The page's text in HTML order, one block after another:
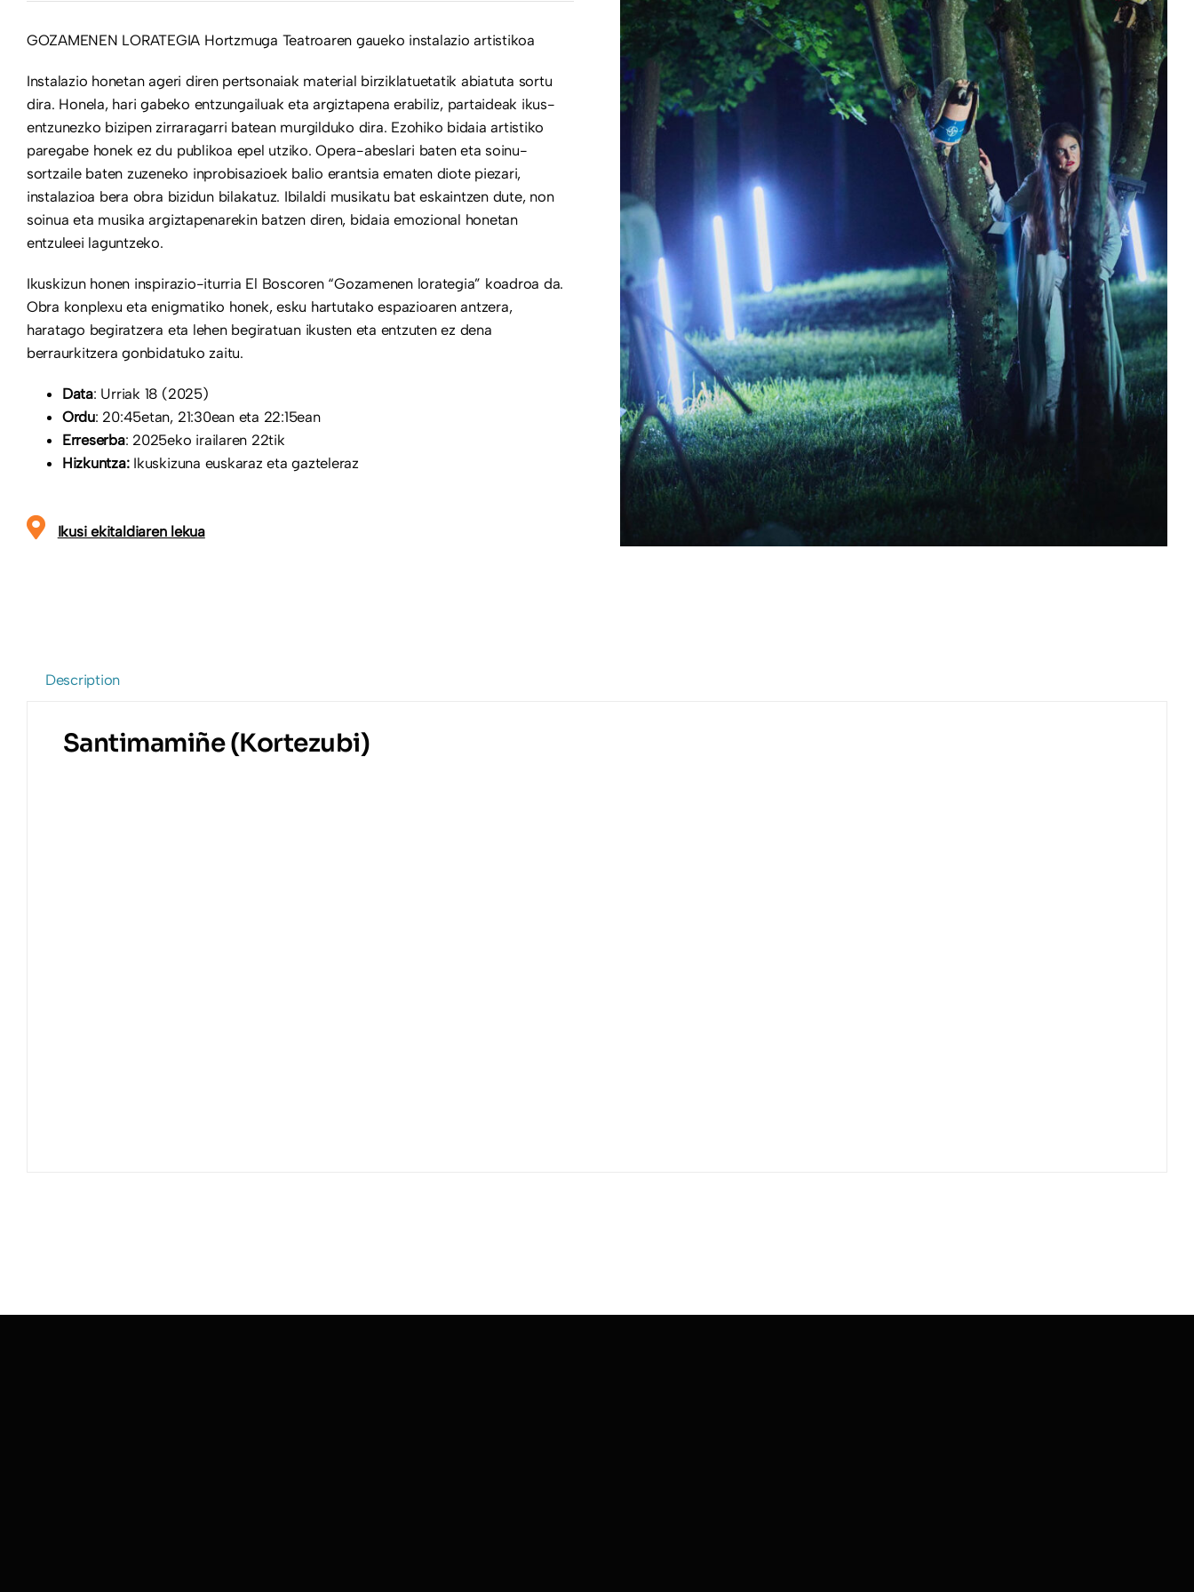
GOZAMENEN LORATEGIA Hortzmuga Teatroaren gaueko instalazio artistikoa
Instalazio honetan ageri diren pertsonaiak material birziklatuetatik abiatuta sortu
dira. Honela, hari gabeko entzungailuak eta argiztapena erabiliz, partaideak ikus-
entzunezko bizipen zirraragarri batean murgilduko dira. Ezohiko bidaia artistiko
paregabe honek ez du publikoa epel utziko. Opera-abeslari baten eta soinu-
sortzaile baten zuzeneko inprobisazioek balio erantsia ematen diote piezari,
instalazioa bera obra bizidun bilakatuz. Ibilaldi musikatu bat eskaintzen dute, non
soinua eta musika argiztapenarekin batzen diren, bidaia emozional honetan
entzuleei laguntzeko.
Ikuskizun honen inspirazio-iturria El Boscoren “Gozamenen lorategia” koadroa da.
Obra konplexu eta enigmatiko honek, esku hartutako espazioaren antzera,
haratago begiratzera eta lehen begiratuan ikusten eta entzuten ez dena
berraurkitzera gonbidatuko zaitu.
Data: Urriak 18 (2025)
Ordu: 20:45etan, 21:30ean eta 22:15ean
Erreserba: 2025eko irailaren 22tik
Hizkuntza: Ikuskizuna euskaraz eta gazteleraz
Ikusi ekitaldiaren lekua
Description
Santimamiñe (Kortezubi)